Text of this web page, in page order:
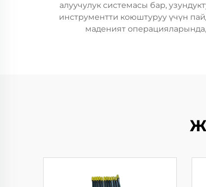
алуучулук системасы бар,
инструментти коюштуруу үчүн
маденият